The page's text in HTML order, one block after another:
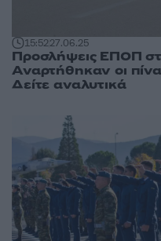
15:5227.06.25
Προσλήψεις ΕΠΟΠ
Αναρτήθηκαν οι
Δείτε αναλυτικά